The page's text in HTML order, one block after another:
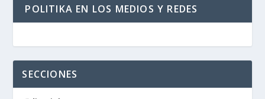
POLITIKA EN LOS MEDIOS Y REDES
SECCIONES